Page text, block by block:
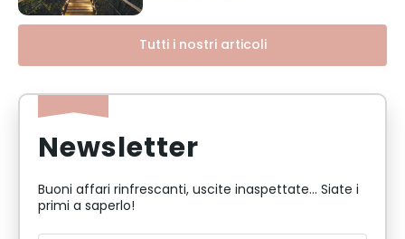
Tutti i nostri articoli
Newsletter
Buoni affari rinfrescanti, uscite inaspettate... Siate i
primi a saperlo!